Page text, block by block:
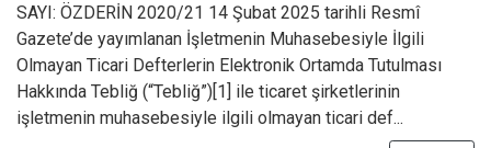
SAYI: ÖZDERİN 2020/21 14 Şubat 2025 tarihli Resmî
Gazete’de yayımlanan İşletmenin Muhasebesiyle İlgili
Olmayan Ticari Defterlerin Elektronik Ortamda Tutulması
Hakkında Tebliğ (“Tebliğ”)[1] ile ticaret şirketlerinin
işletmenin muhasebesiyle ilgili olmayan ticari def...